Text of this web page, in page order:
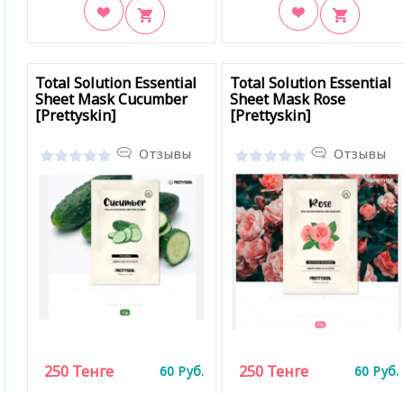
Total Solution Essential
Sheet Mask Cucumber
[Prettyskin]
Отзывы
250 Тенге 60 Руб.
Total Solution Essential
Sheet Mask Rose
[Prettyskin]
Отзывы
250 Тенге 60 Руб.